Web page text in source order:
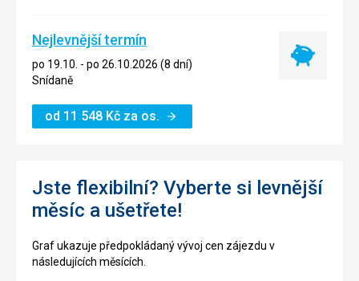
Nejlevnější termín
po 19.10. - po 26.10.2026 (8 dní)
Snídaně
od 11 548 Kč za os.
Nejlevnější
Jste flexibilní? Vyberte si levnější
měsíc a ušetřete!
Graf ukazuje předpokládaný vývoj cen zájezdu v
následujících měsících.